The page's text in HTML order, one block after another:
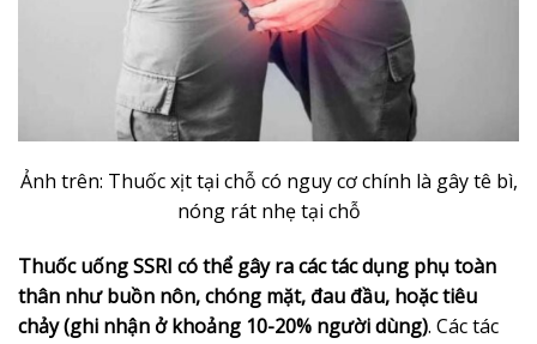
Ảnh trên: Thuốc xịt tại chỗ có nguy cơ chính là gây tê bì,
nóng rát nhẹ tại chỗ
Thuốc uống SSRI có thể gây ra các tác dụng phụ toàn
thân như buồn nôn, chóng mặt, đau đầu, hoặc tiêu
chảy (ghi nhận ở khoảng 10-20% người dùng). Các tác